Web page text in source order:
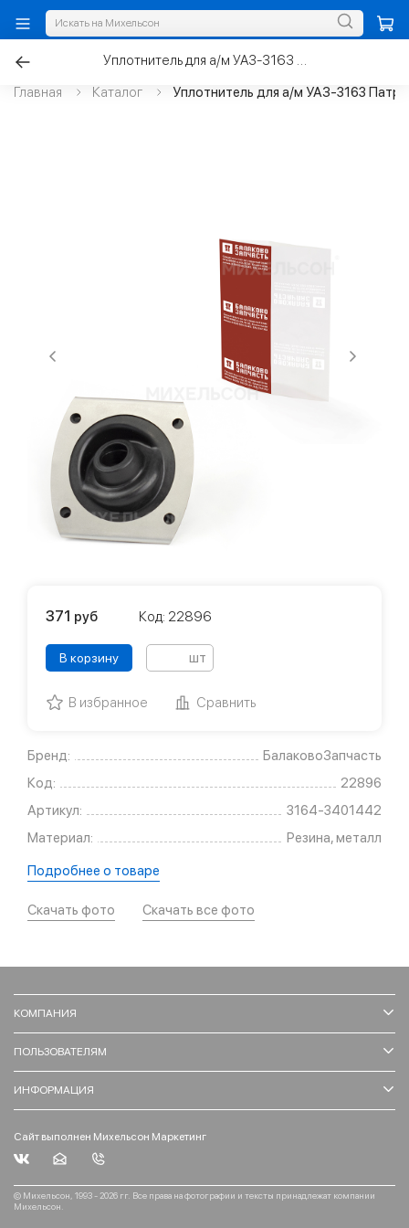
Главная Каталог Уплотнитель для а/м УАЗ-3163
Бренд:
БалаковоЗапчасть
Код:
22896
Артикул:
3164-3401442
Материал:
Резина, металл
Подробнее о товаре
Скачать фото Скачать все фото
371 руб Код: 22896
В корзину шт
В избранное Сравнить
КОМПАНИЯ
ПОЛЬЗОВАТЕЛЯМ
ИНФОРМАЦИЯ
Сайт выполнен Михельсон Маркетинг
© Михельсон, 1993 - 2026 гг. Все права на фотографии и тексты принадлежат компании
Михельсон.